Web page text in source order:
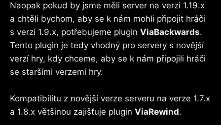
Naopak pokud by jsme měli server na verzi 1.19.x
a chtěli bychom, aby se k nám mohli připojit hráči
s verzí 1.9.x, potřebujeme plugin ViaBackwards.
Tento plugin je tedy vhodný pro servery s novější
verzí hry, kdy chceme, aby se k nám připojili hráči
se staršími verzemi hry.
Kompatibilitu z novější verze serveru na verze 1.7.x
a 1.8.x většinou zajišťuje plugin ViaRewind.